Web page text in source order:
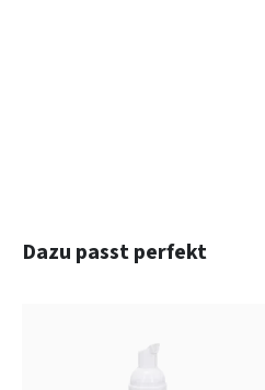
Produktgalerie überspringen
Dazu passt perfekt